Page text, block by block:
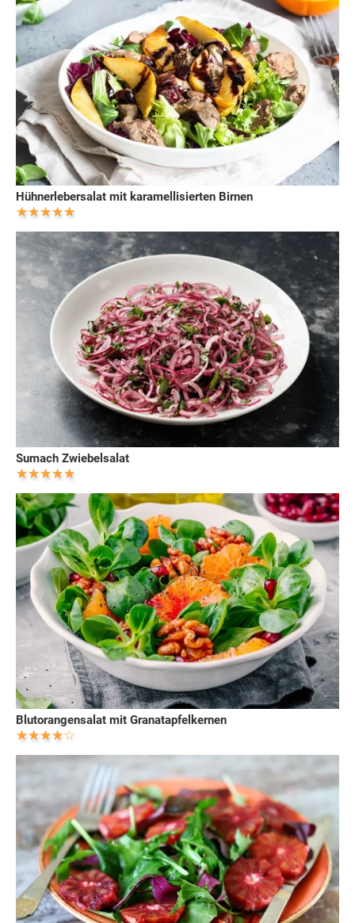
Hühnerlebersalat mit karamellisierten Birnen
Sumach Zwiebelsalat
Blutorangensalat mit Granatapfelkernen